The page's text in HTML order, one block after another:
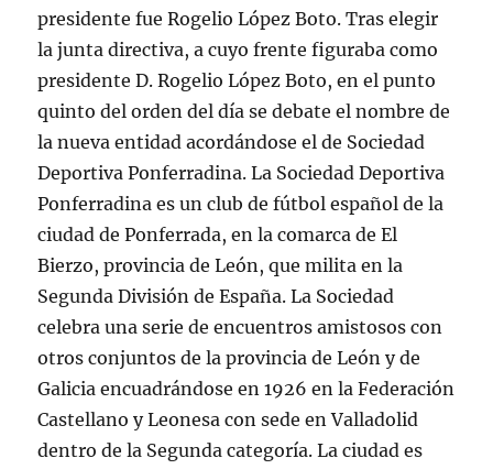
presidente fue Rogelio López Boto. Tras elegir
la junta directiva, a cuyo frente figuraba como
presidente D. Rogelio López Boto, en el punto
quinto del orden del día se debate el nombre de
la nueva entidad acordándose el de Sociedad
Deportiva Ponferradina. La Sociedad Deportiva
Ponferradina es un club de fútbol español de la
ciudad de Ponferrada, en la comarca de El
Bierzo, provincia de León, que milita en la
Segunda División de España. La Sociedad
celebra una serie de encuentros amistosos con
otros conjuntos de la provincia de León y de
Galicia encuadrándose en 1926 en la Federación
Castellano y Leonesa con sede en Valladolid
dentro de la Segunda categoría. La ciudad es